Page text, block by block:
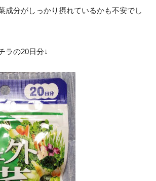
成分がしっかり摂れているかも不安でし
ラの20日分↓